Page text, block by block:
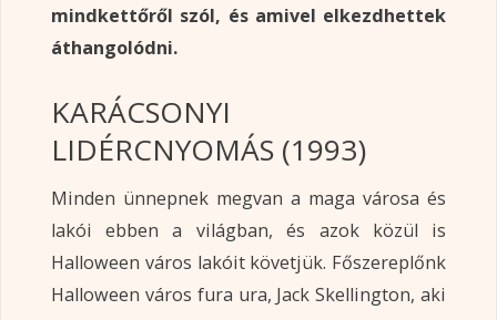
mindkettőről szól, és amivel elkezdhettek
áthangolódni.
KARÁCSONYI
LIDÉRCNYOMÁS (1993)
Minden ünnepnek megvan a maga városa és
lakói ebben a világban, és azok közül is
Halloween város lakóit követjük. Főszereplőnk
Halloween város fura ura, Jack Skellington, aki